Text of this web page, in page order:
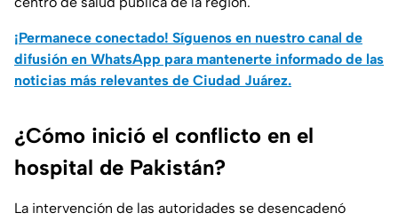
¡Permanece conectado! Síguenos en nuestro canal de
difusión en WhatsApp para mantenerte informado de las
noticias más relevantes de Ciudad Juárez.
¿Cómo inició el conflicto en el
hospital de Pakistán?
La intervención de las autoridades se desencadenó